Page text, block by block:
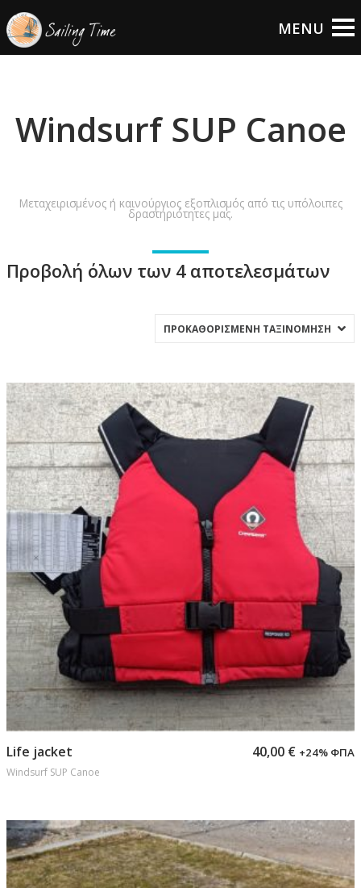
Windsurf SUP Canoe
Μεταχειρισμένος ή καινούργιος εξοπλισμός από τις υπόλοιπες
δραστηριότητες μας.
Προβολή όλων των 4 αποτελεσμάτων
ΠΡΟΚΑΘΟΡΙΣΜΈΝΗ ΤΑΞΙΝΌΜΗΣΗ
Προσθήκη στο καλάθι
Life jacket
Windsurf SUP Canoe
40,00 € +24% ΦΠΑ